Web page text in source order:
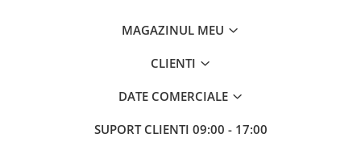
MAGAZINUL MEU
CLIENTI
DATE COMERCIALE
SUPORT CLIENTI 09:00 - 17:00